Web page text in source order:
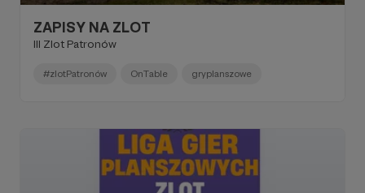
ZAPISY NA ZLOT
III Zlot Patronów
#zlotPatronów OnTable gryplanszowe